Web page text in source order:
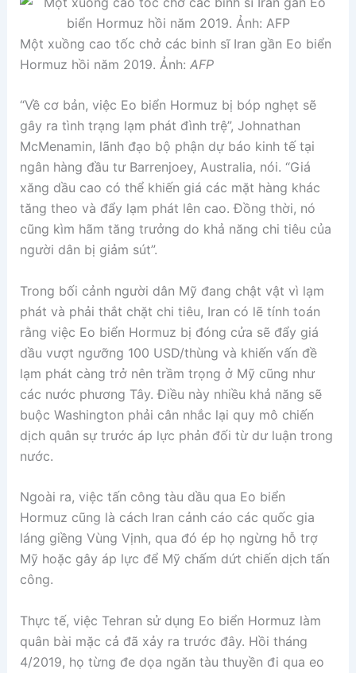
Một xuồng cao tốc chở các binh sĩ Iran gần Eo biển
Hormuz hồi năm 2019. Ảnh: AFP
“Về cơ bản, việc Eo biển Hormuz bị bóp nghẹt sẽ
gây ra tình trạng lạm phát đình trệ”, Johnathan
McMenamin, lãnh đạo bộ phận dự báo kinh tế tại
ngân hàng đầu tư Barrenjoey, Australia, nói. “Giá
xăng dầu cao có thể khiến giá các mặt hàng khác
tăng theo và đẩy lạm phát lên cao. Đồng thời, nó
cũng kìm hãm tăng trưởng do khả năng chi tiêu của
người dân bị giảm sút”.
Trong bối cảnh người dân Mỹ đang chật vật vì lạm
phát và phải thắt chặt chi tiêu, Iran có lẽ tính toán
rằng việc Eo biển Hormuz bị đóng cửa sẽ đẩy giá
dầu vượt ngưỡng 100 USD/thùng và khiến vấn đề
lạm phát càng trở nên trầm trọng ở Mỹ cũng như
các nước phương Tây. Điều này nhiều khả năng sẽ
buộc Washington phải cân nhắc lại quy mô chiến
dịch quân sự trước áp lực phản đối từ dư luận trong
nước.
Ngoài ra, việc tấn công tàu dầu qua Eo biển
Hormuz cũng là cách Iran cảnh cáo các quốc gia
láng giềng Vùng Vịnh, qua đó ép họ ngừng hỗ trợ
Mỹ hoặc gây áp lực để Mỹ chấm dứt chiến dịch tấn
công.
Thực tế, việc Tehran sử dụng Eo biển Hormuz làm
quân bài mặc cả đã xảy ra trước đây. Hồi tháng
4/2019, họ từng đe dọa ngăn tàu thuyền đi qua eo